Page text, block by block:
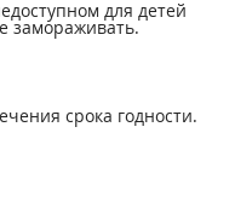
для детей
замораживать.
срока годности.